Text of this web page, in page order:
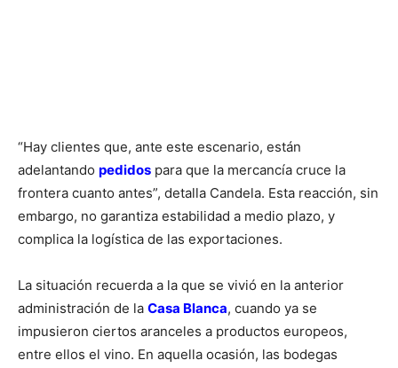
“Hay clientes que, ante este escenario, están
adelantando pedidos para que la mercancía cruce la
frontera cuanto antes”, detalla Candela. Esta reacción, sin
embargo, no garantiza estabilidad a medio plazo, y
complica la logística de las exportaciones.
La situación recuerda a la que se vivió en la anterior
administración de la Casa Blanca, cuando ya se
impusieron ciertos aranceles a productos europeos,
entre ellos el vino. En aquella ocasión, las bodegas